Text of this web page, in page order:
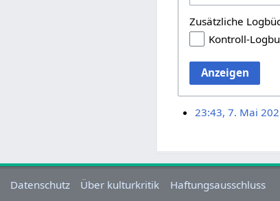
Zusätzliche
Kontroll-
Anzeigen
23:43, 7. Mai
Datenschutz Über kulturkritik Haftungsausschluss